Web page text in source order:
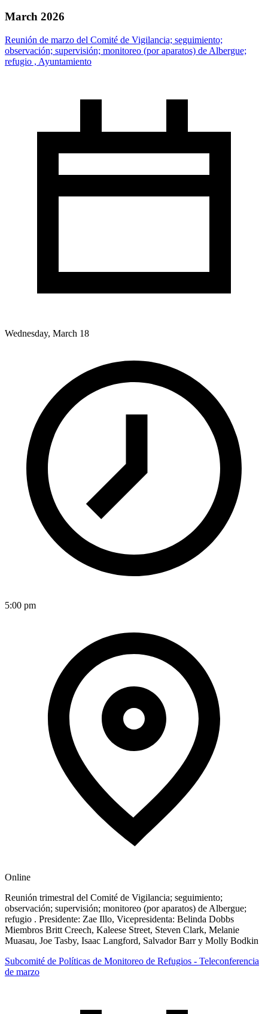
March 2026
Reunión de marzo del Comité de Vigilancia; seguimiento;
observación; supervisión; monitoreo (por aparatos) de Albergue;
refugio , Ayuntamiento
Wednesday, March 18
5:00 pm
Online
Reunión trimestral del Comité de Vigilancia; seguimiento;
observación; supervisión; monitoreo (por aparatos) de Albergue;
refugio . Presidente: Zae Illo, Vicepresidenta: Belinda Dobbs
Miembros Britt Creech, Kaleese Street, Steven Clark, Melanie
Muasau, Joe Tasby, Isaac Langford, Salvador Barr y Molly Bodkin
Subcomité de Políticas de Monitoreo de Refugios - Teleconferencia
de marzo